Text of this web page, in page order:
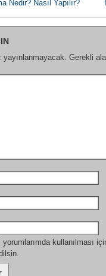
Nedir? Nasıl Yapılır?
yayınlanmayacak. Gerekli
yorumlarımda kullanılması